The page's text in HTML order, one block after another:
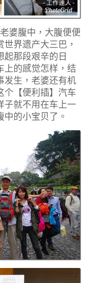
婆腹中，大腹便便
世界遗产大三巴，
起那段艰辛的日
上的感觉怎样，结
发生，老婆还有机
个【便利插】汽车
子就不用在车上一
的小宝贝了。